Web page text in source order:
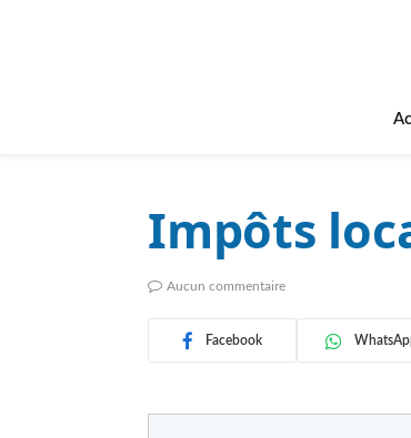
Impôts
Aucun commentaire
Facebook